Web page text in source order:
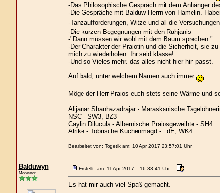
-Das Philosophische Gespräch mit dem Anhänger
-Die Gespräche mitBalduwHerrn von Hamelin.
-Tanzaufforderungen, Witze und all die
-Die kurzen Begegnungen mit den Rahjanis
-"Dann müssen wir wohl mit dem Baum sprechen."
-Der Charakter der Praiotin und die Sicherheit, sie
mich zu wiederholen: Ihr seid klasse!
-Und so Vieles mehr, das alles nicht hier hin passt.
Auf bald, unter welchem Namen auch immer
Möge der Herr Praios euch stets seine Wärme und
Alijanar Shanhazadrajar - Maraskanische
NSC - SW3, BZ3
Caylin Dilucula - Albernische Praiosgeweihte - SH4
Alrike - Tobrische Küchenmagd - TdE, WK4
Bearbeitet von: Togetik am: 10 Apr 2017 23:57:01 Uhr
Balduwyn
Moderator
Erstellt am: 11 Apr 2017 : 16:33:41 Uhr
Es hat mir auch viel Spaß gemacht.